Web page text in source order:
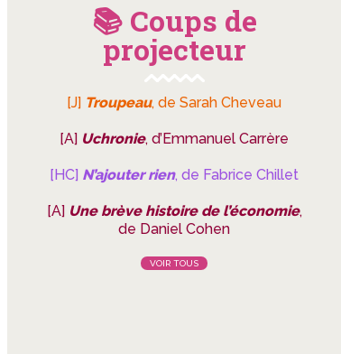
📚 Coups de
projecteur
[J] Troupeau, de Sarah Cheveau
[A] Uchronie, d’Emmanuel Carrère
[HC] N’ajouter rien, de Fabrice Chillet
[A] Une brève histoire de l’économie,
de Daniel Cohen
VOIR TOUS